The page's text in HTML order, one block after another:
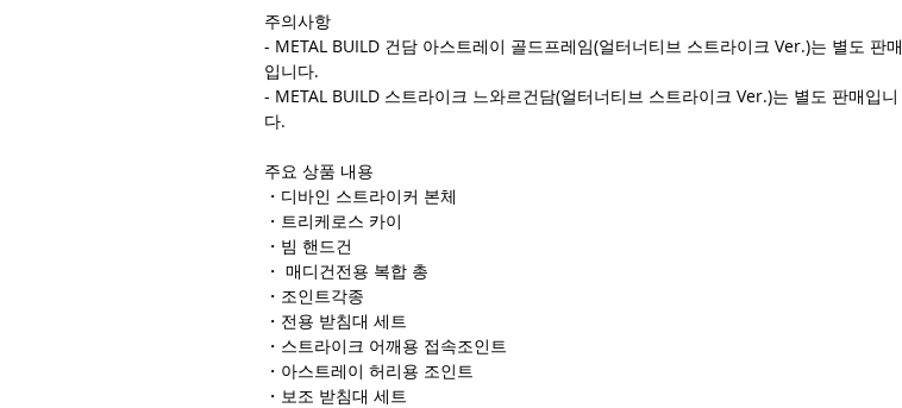
주의사항
- METAL BUILD 건담 아스트레이 골드프레임(얼터너티브 스트라이크 Ver.)는 별도 판매
입니다.
- METAL BUILD 스트라이크 느와르건담(얼터너티브 스트라이크 Ver.)는 별도 판매입니
다.
주요 상품 내용
・디바인 스트라이커 본체
・트리케로스 카이
・빔 핸드건
・ 매디건전용 복합 총
・조인트각종
・전용 받침대 세트
・스트라이크 어깨용 접속조인트
・아스트레이 허리용 조인트
・보조 받침대 세트